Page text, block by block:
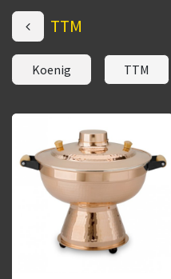
TTM
Koenig TTM